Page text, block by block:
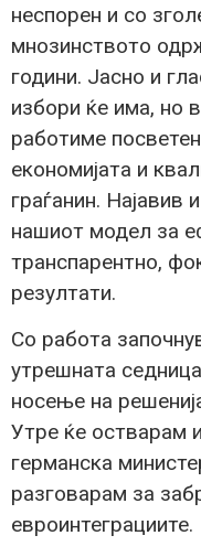
неспорен и со
мнозинството
години. Јасно и
избори ќе има, но
работиме
економијата и
граѓанин. Најавив
нашиот модел за
транспарентно,
резултати.
Со работа
утрешната
носење на
Утре ќе остварам
германска
разговарам за
евроинтеграциите.